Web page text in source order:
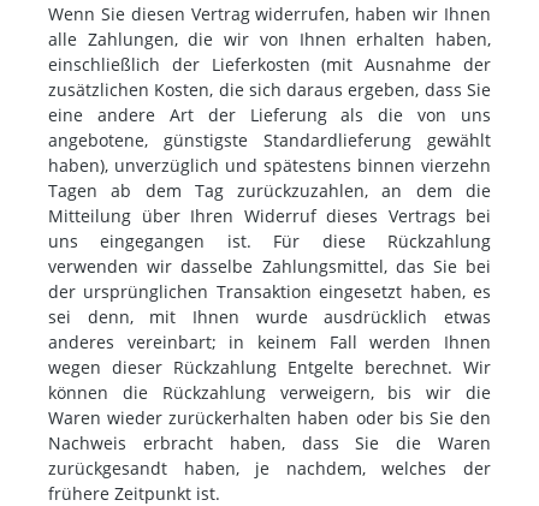
Wenn Sie diesen Vertrag widerrufen, haben wir Ihnen
alle Zahlungen, die wir von Ihnen erhalten haben,
einschließlich der Lieferkosten (mit Ausnahme der
zusätzlichen Kosten, die sich daraus ergeben, dass Sie
eine andere Art der Lieferung als die von uns
angebotene, günstigste Standardlieferung gewählt
haben), unverzüglich und spätestens binnen vierzehn
Tagen ab dem Tag zurückzuzahlen, an dem die
Mitteilung über Ihren Widerruf dieses Vertrags bei
uns eingegangen ist. Für diese Rückzahlung
verwenden wir dasselbe Zahlungsmittel, das Sie bei
der ursprünglichen Transaktion eingesetzt haben, es
sei denn, mit Ihnen wurde ausdrücklich etwas
anderes vereinbart; in keinem Fall werden Ihnen
wegen dieser Rückzahlung Entgelte berechnet. Wir
können die Rückzahlung verweigern, bis wir die
Waren wieder zurückerhalten haben oder bis Sie den
Nachweis erbracht haben, dass Sie die Waren
zurückgesandt haben, je nachdem, welches der
frühere Zeitpunkt ist.